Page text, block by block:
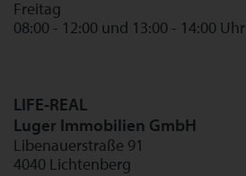
Freitag
08:00 - 12:00 und 13:00 - 14:00 Uhr
LIFE-REAL
Luger Immobilien GmbH
Libenauerstraße 91
4040 Lichtenberg